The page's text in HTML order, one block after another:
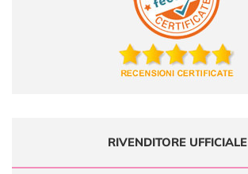
RIVENDITORE UFFICIALE